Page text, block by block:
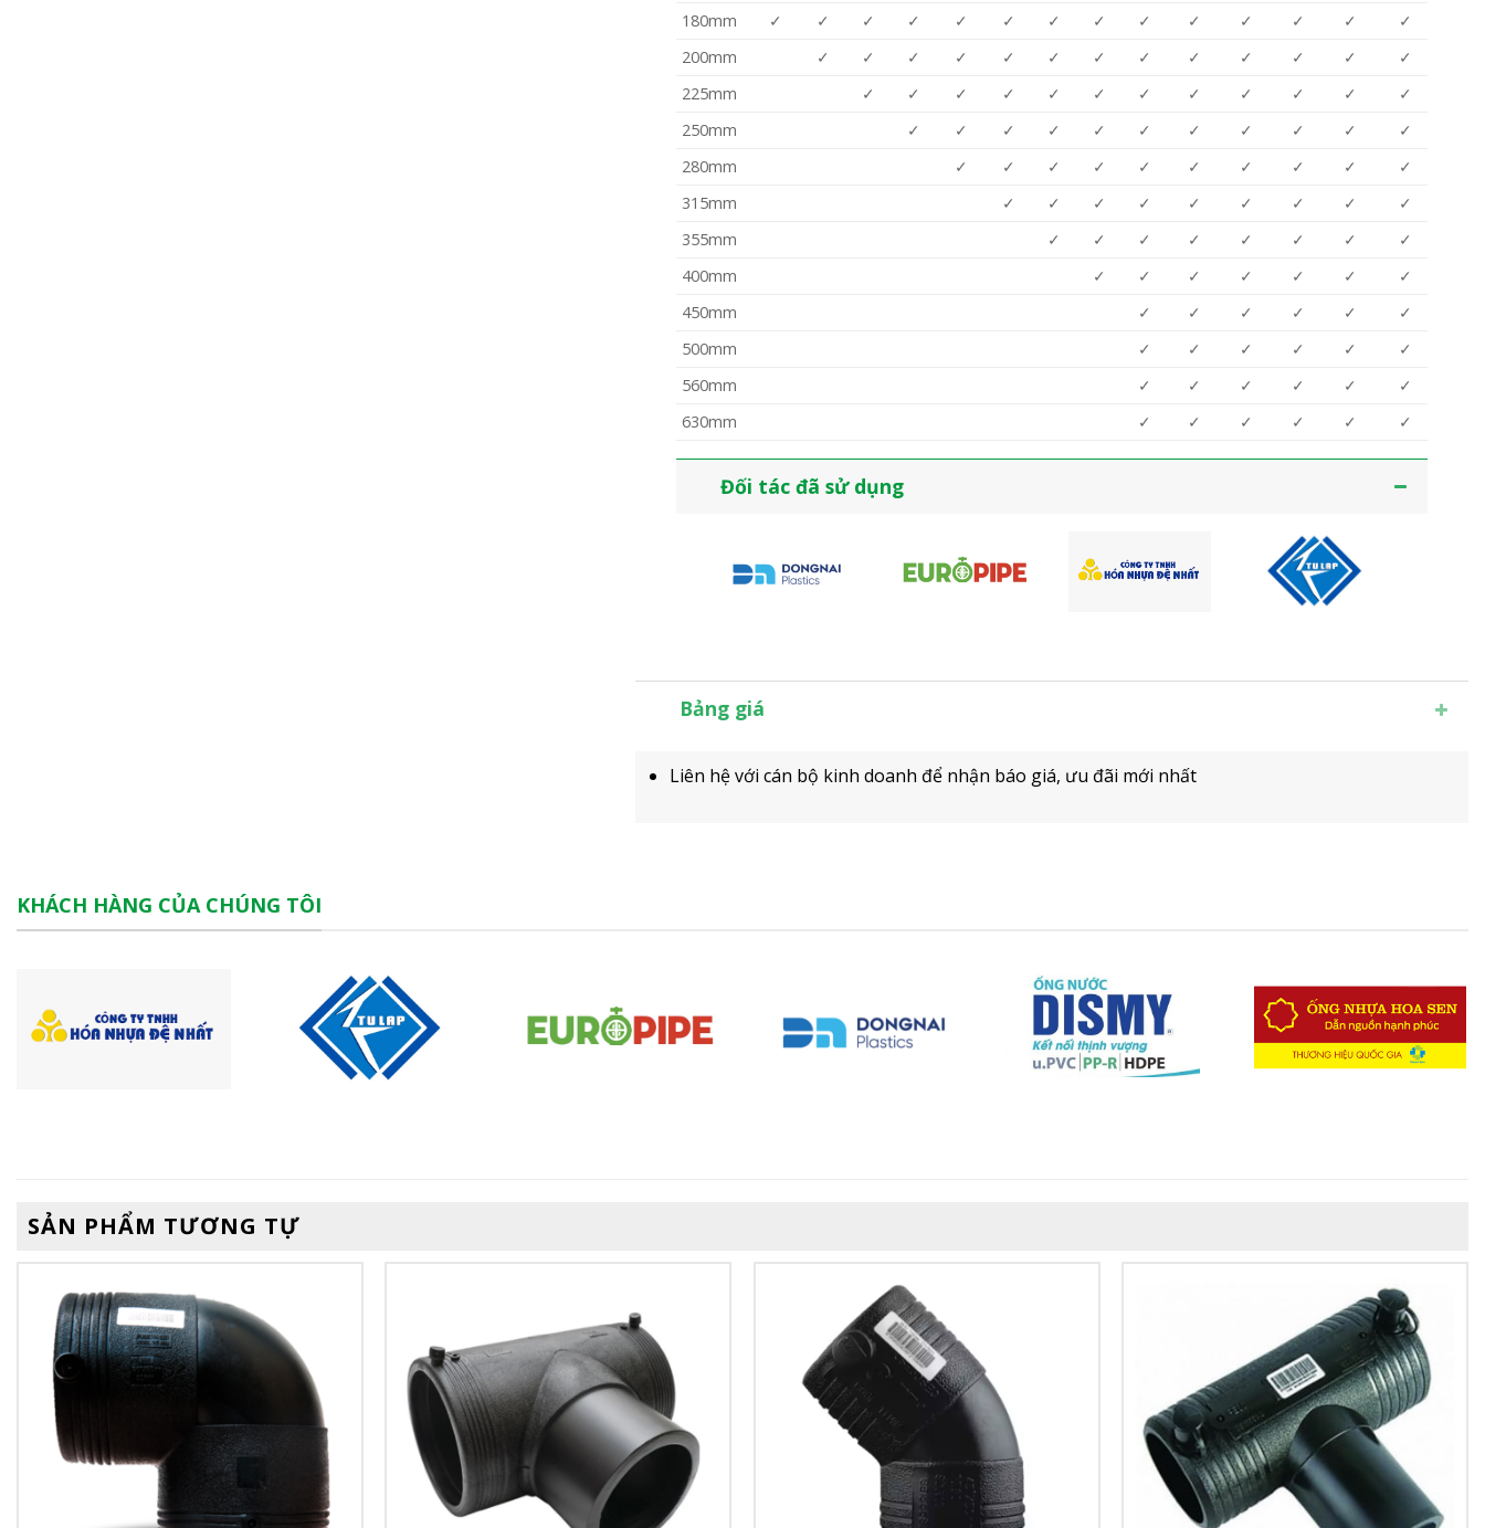
180mm
✓ ✓ ✓ ✓ ✓ ✓ ✓ ✓ ✓ ✓ ✓ ✓ ✓
✓
200mm
✓ ✓ ✓ ✓ ✓ ✓ ✓ ✓ ✓ ✓ ✓ ✓
✓
225mm
✓ ✓ ✓ ✓ ✓ ✓ ✓ ✓ ✓ ✓ ✓
✓
250mm
✓ ✓ ✓ ✓ ✓ ✓ ✓ ✓ ✓ ✓
✓
280mm
✓ ✓ ✓ ✓ ✓ ✓ ✓ ✓ ✓
✓
315mm
✓ ✓ ✓ ✓ ✓ ✓ ✓ ✓
✓
355mm
✓ ✓ ✓ ✓ ✓ ✓ ✓
✓
400mm
✓ ✓ ✓ ✓ ✓ ✓
✓
450mm
✓ ✓ ✓ ✓ ✓
✓
500mm
✓ ✓ ✓ ✓ ✓
✓
560mm
✓ ✓ ✓ ✓ ✓
✓
630mm
✓ ✓ ✓ ✓ ✓ ✓
Đối tác đã sử dụng
Bảng giá
Liên hệ với cán bộ kinh doanh để nhận báo giá, ưu đãi mới nhất
KHÁCH HÀNG CỦA CHÚNG TÔI
SẢN PHẨM TƯƠNG TỰ